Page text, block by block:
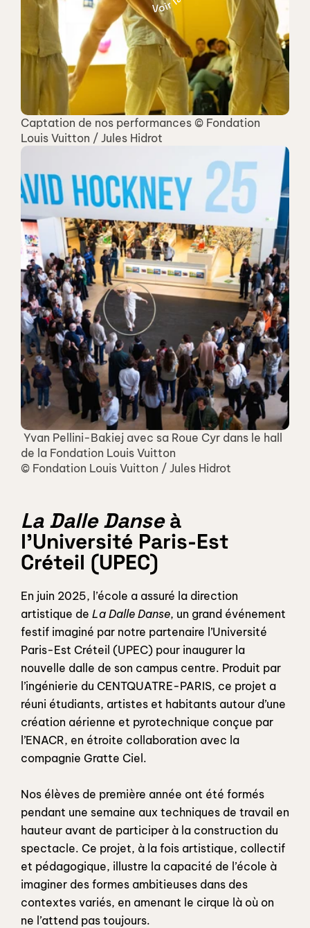
Captation de nos performances © Fondation
Louis Vuitton / Jules Hidrot
de la Fondation Louis Vuitton
© Fondation Louis Vuitton / Jules Hidrot
La Dalle Danse à
l'Université Paris-Est
Créteil (UPEC)
En juin 2025, l’école a assuré la direction
artistique de La Dalle Danse, un grand événement
festif imaginé par notre partenaire l’Université
Paris-Est Créteil (UPEC) pour inaugurer la
nouvelle dalle de son campus centre. Produit par
l’ingénierie du CENTQUATRE-PARIS, ce projet a
réuni étudiants, artistes et habitants autour d’une
création aérienne et pyrotechnique conçue par
l’ENACR, en étroite collaboration avec la
compagnie Gratte Ciel.
Nos élèves de première année ont été formés
pendant une semaine aux techniques de travail en
hauteur avant de participer à la construction du
spectacle. Ce projet, à la fois artistique, collectif
et pédagogique, illustre la capacité de l’école à
imaginer des formes ambitieuses dans des
contextes variés, en amenant le cirque là où on
ne l’attend pas toujours.